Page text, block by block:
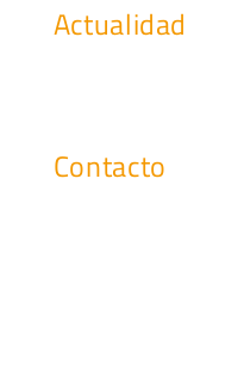
Actualidad
Contacto